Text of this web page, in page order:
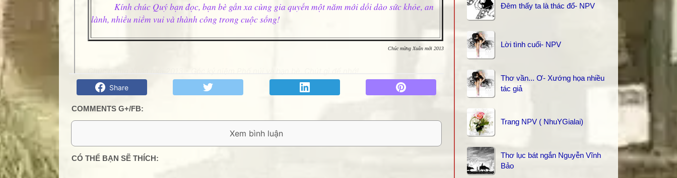
Kính chúc Quý bạn đọc, bạn bè gần xa cùng gia quyến một năm mới dồi dào sức khỏe, an
lành, nhiều niềm vui và thành công trong cuộc sống!
Chúc mừng Xuân mới 2013
Share
COMMENTS G+/FB:
1 Comments
CÓ THỂ BẠN SẼ THÍCH:
Đêm thấy ta là thác đổ- NPV
Lời tình cuối- NPV
Thơ vần... Ơ- Xướng họa nhiều
tác giả
Trang NPV ( NhuYGialai)
Thơ lục bát ngắn Nguyễn Vĩnh
Bảo